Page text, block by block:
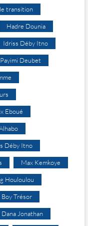
transition
Hadre Dounia
Idriss Déby Itno
Deubet
Eboué
Déby Itno
Max Kemkoye
Houloulou
Trésor
Jonathan